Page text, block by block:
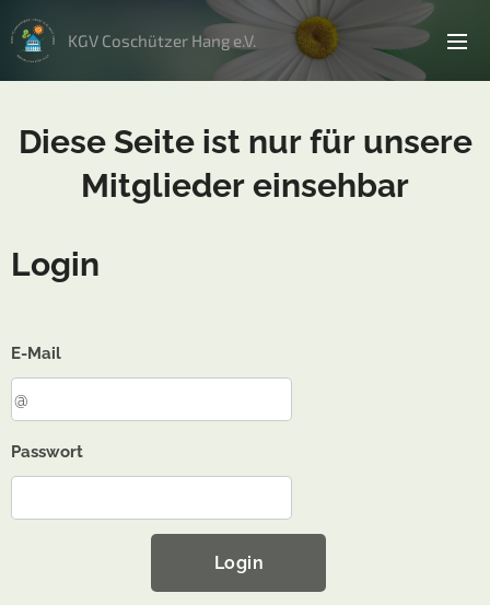
KGV Coschützer Hang e.V.
Diese Seite ist nur für unsere
Mitglieder einsehbar
Login
E-Mail
Passwort
Login